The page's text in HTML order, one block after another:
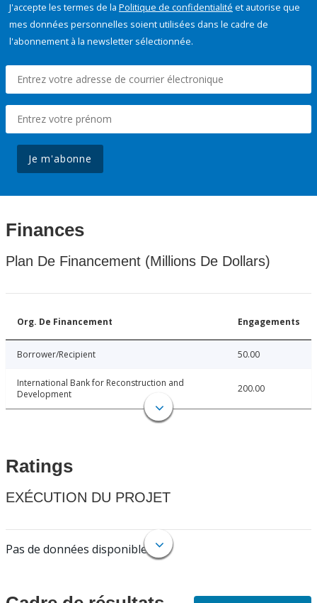
J'accepte les termes de la Politique de confidentialité et autorise que
mes données personnelles soient utilisées dans le cadre de
l'abonnement à la newsletter sélectionnée.
Je m'abonne
Finances
Plan De Financement (Millions De Dollars)
Org. De Financement Engagements
Borrower/Recipient 50.00
International Bank for Reconstruction and
Development
200.00
Ratings
EXÉCUTION DU PROJET
Pas de données disponibles.